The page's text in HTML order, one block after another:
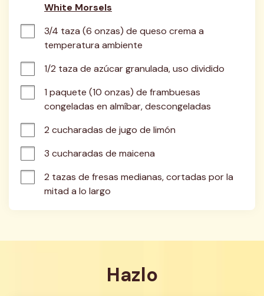
White Morsels
3/4 taza (6 onzas) de queso crema a
temperatura ambiente
1/2 taza de azúcar granulada, uso dividido
1 paquete (10 onzas) de frambuesas
congeladas en almíbar, descongeladas
2 cucharadas de jugo de limón
3 cucharadas de maicena
2 tazas de fresas medianas, cortadas por la
mitad a lo largo
Hazlo